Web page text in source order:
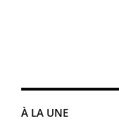
À LA UNE